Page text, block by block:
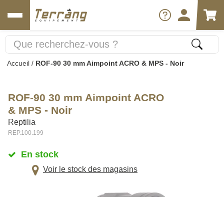
Accueil / ROF-90 30 mm Aimpoint ACRO & MPS - Noir
ROF-90 30 mm Aimpoint ACRO
& MPS - Noir
Reptilia
REP.100.199
En stock
Voir le stock des magasins